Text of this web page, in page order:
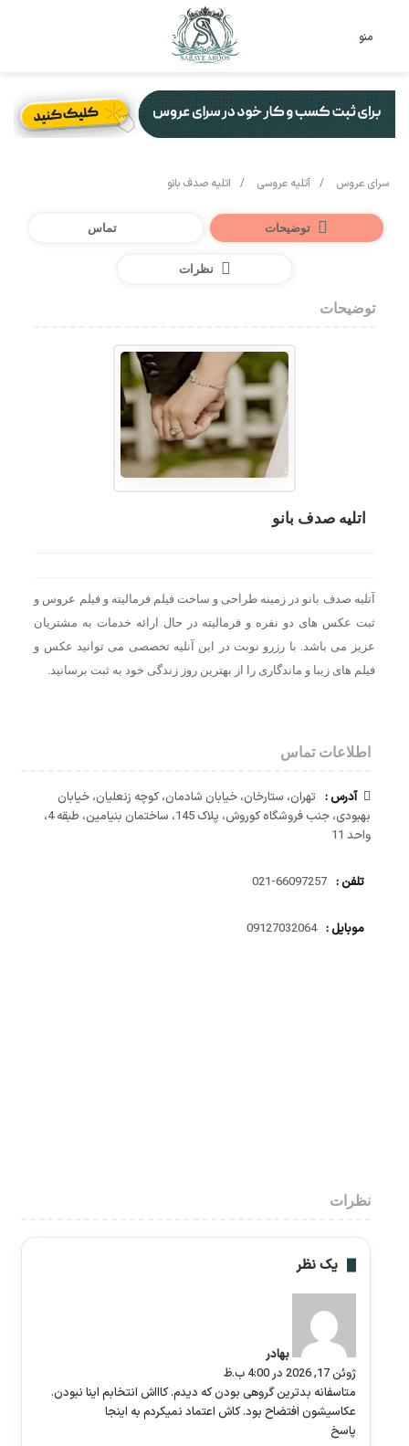
منو
سرای عروس / آتلیه عروسی / اتلیه صدف بانو
توضیحات تماس
نظرات
توضیحات
اتلیه صدف بانو
آتلیه صدف بانو در زمینه طراحی و ساخت فیلم فرمالیته و فیلم عروس و
ثبت عکس های دو نفره و فرمالیته در حال ارائه خدمات به مشتریان
عزیز می باشد. با رزرو نوبت در این آنلیه تخصصی می توانید عکس و
فیلم های زیبا و ماندگاری را از بهترین روز زندگی خود به ثبت برسانید.
اطلاعات تماس
آدرس : تهران، ستارخان، خیابان شادمان، کوچه زنعلیان، خیابان
بهبودی، جنب فروشگاه کوروش، پلاک 145، ساختمان بنیامین، طبقه 4،
واحد 11
تلفن : 66097257-021
موبایل : 09127032064
نظرات
یک نظر
بهادر
ژوئن 17, 2026 در 4:00 ب.ظ
متاسفانه بدترین گروهی بودن که دیدم. کاااش انتخابم اینا نبودن.
عکاسیشون افتضاح بود. کاش اعتماد نمیکردم به اینجا
پاسخ